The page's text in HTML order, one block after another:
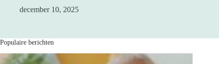
december 10, 2025
Populaire berichten